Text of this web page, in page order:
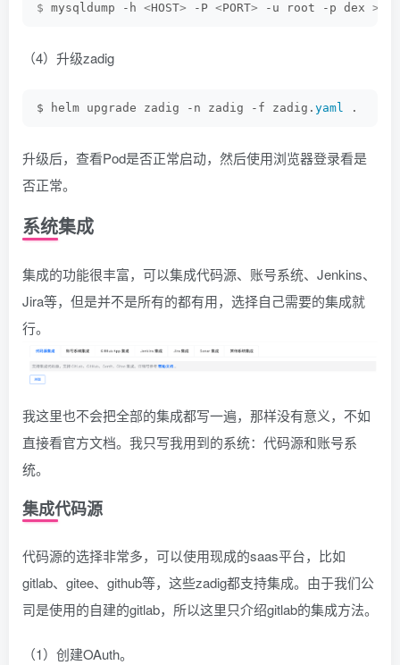
$ mysqldump -h <HOST> -P <PORT> -u root -p dex >
（4）升级zadig
$ helm upgrade zadig -n zadig -f zadig. yaml .
升级后，查看Pod是否正常启动，然后使用浏览器登录看是
否正常。
系统集成
集成的功能很丰富，可以集成代码源、账号系统、Jenkins、
Jira等，但是并不是所有的都有用，选择自己需要的集成就
行。
我这里也不会把全部的集成都写一遍，那样没有意义，不如
直接看官方文档。我只写我用到的系统：代码源和账号系
统。
集成代码源
代码源的选择非常多，可以使用现成的saas平台，比如
gitlab、gitee、github等，这些zadig都支持集成。由于我们公
司是使用的自建的gitlab，所以这里只介绍gitlab的集成方法。
（1）创建OAuth。